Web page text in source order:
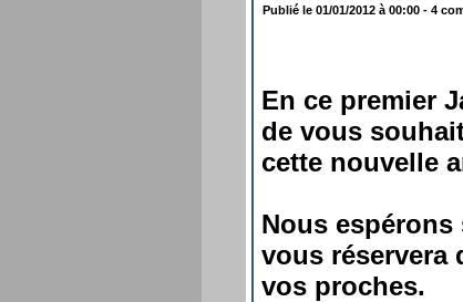
Publié le 01/01/2012 à 00:00 - 4
En ce premier
de vous
cette nouvelle
Nous espérons
vous réservera
vos proches.